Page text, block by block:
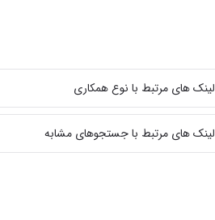
لینک های مرتبط با نوع همکاری
لینک های مرتبط با جستجوهای مشابه